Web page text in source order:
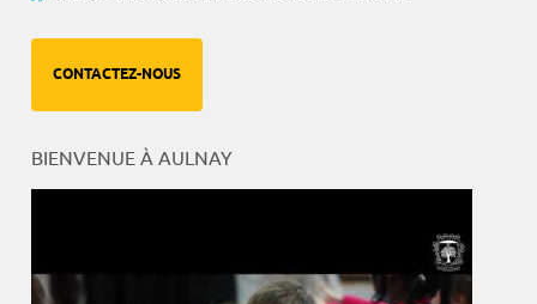
CONTACTEZ-NOUS
BIENVENUE À AULNAY